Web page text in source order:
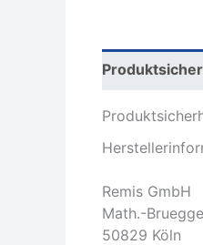
Remis GmbH
Math.-
50829 Köln